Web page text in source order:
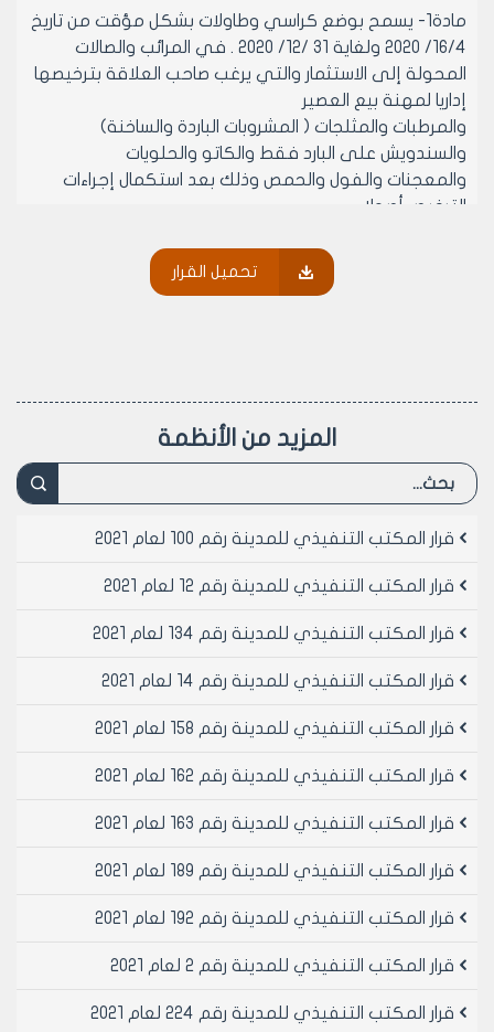
مادة1- يسمح بوضع كراسي وطاولات بشكل مؤقت من تاريخ
16/4/ 2020 ولغاية 31 /12/ 2020 . في المرائب والصالات
المحولة إلى الاستثمار والتي يرغب صاحب العلاقة بترخيصها
إداريا لمهنة بيع العصير
والمرطبات والمثلجات ( المشروبات الباردة والساخنة)
والسندويش على البارد فقط والكاتو والحلويات
والمعجنات والفول والحمص وذلك بعد استكمال إجراءات
الترخيص أصولا.
تاريخ 16/4/ 2020 ولغاية 31 /12/ 2020 في الصالات والمرائب
المحولة إلى الاستثمار والمرخصة ترخيصاً إدارياً لمهنة بيع
مادة 3- يمنح المرخص له موافقة مؤقتة بوضع كراسي
لمهنة بيع العصير و المرطبات و المثلجات ( المشروبات الباردة
المعجنات والفول والحمص أصولاً, وتنتهي هذه الموافقة
بتاريخ 31/12/2020 حكماً.
مبلغ مالي لصالح صندوق مجلس مدينة حلب ويحتسب
الوجيبة في حال استثمارها وذلك للصالات والمرائب التي
التنفيذي لمجلس المدينة رقم /517/ لعام 2019.
• يجب تسديد المبالغ خلال شهرين من صدور هذا القرار و في
بما يعادل (1،5) من المبلغ المطلوب تسديده عن كامل الفترة
• أما بالنسبة للصالات و المرائب التي لم تسدد التزاماتها في
حلب رقم / 517/ لعام 2019 لا تمنح هذه الموافقة المؤقتة
تحميل القرار
المزيد من الأنظمة
قرار المكتب التنفيذي للمدينة رقم 100 لعام 2021
قرار المكتب التنفيذي للمدينة رقم 12 لعام 2021
قرار المكتب التنفيذي للمدينة رقم 134 لعام 2021
قرار المكتب التنفيذي للمدينة رقم 14 لعام 2021
قرار المكتب التنفيذي للمدينة رقم 158 لعام 2021
قرار المكتب التنفيذي للمدينة رقم 162 لعام 2021
قرار المكتب التنفيذي للمدينة رقم 163 لعام 2021
قرار المكتب التنفيذي للمدينة رقم 189 لعام 2021
قرار المكتب التنفيذي للمدينة رقم 192 لعام 2021
قرار المكتب التنفيذي للمدينة رقم 2 لعام 2021
قرار المكتب التنفيذي للمدينة رقم 224 لعام 2021